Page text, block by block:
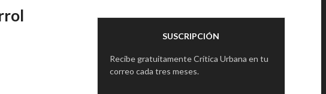
SUSCRIPCIÓN
Recibe gratuitamente Crítica Urbana en tu
correo cada tres meses.